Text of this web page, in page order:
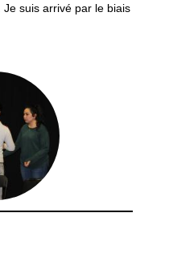
Je suis arrivé par le biais
finir avec le théâtre.